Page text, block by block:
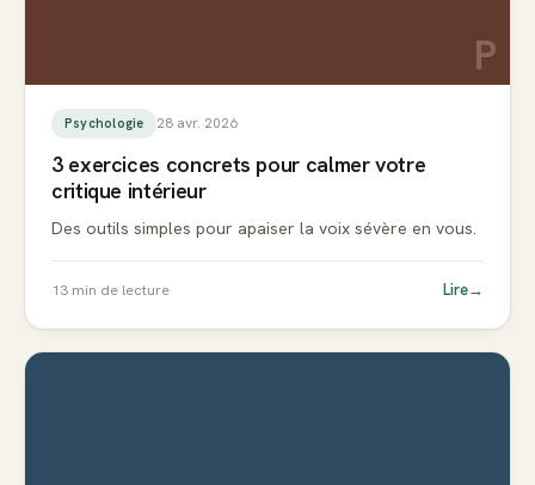
P
Psychologie 28 avr. 2026
3 exercices concrets pour calmer votre
critique intérieur
Des outils simples pour apaiser la voix sévère en vous.
13 min de lecture Lire→